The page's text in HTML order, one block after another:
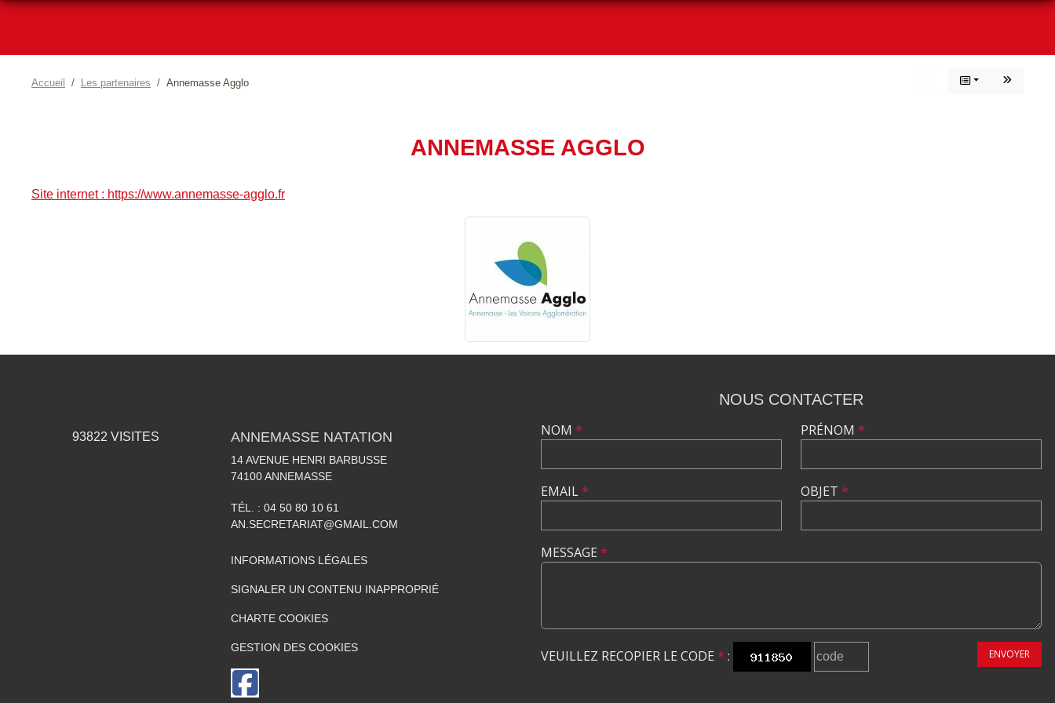
Accueil Les partenaires Annemasse Agglo
ANNEMASSE AGGLO
Site internet : https://www.annemasse-agglo.fr
93822 VISITES ANNEMASSE NATATION
14 AVENUE HENRI BARBUSSE
74100ANNEMASSE
TÉL. : 04 50 80 10 61
AN.SECRETARIAT@GMAIL.COM
INFORMATIONS LÉGALES
SIGNALER UN CONTENU INAPPROPRIÉ
CHARTE COOKIES
GESTION DES COOKIES
NOUS CONTACTER
NOM *
EMAIL*
PRÉNOM *
OBJET *
MESSAGE *
VEUILLEZ RECOPIER LE CODE * : ENVOYER